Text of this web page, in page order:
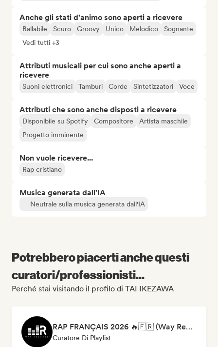
Anche gli stati d'animo sono aperti a ricevere
Ballabile Scuro Groovy Unico Melodico
Sognante
Vedi tutti +3
Attributi musicali per cui sono anche aperti a
ricevere
Suoni elettronici Tamburi Corde Sintetizzatori Voce
Attributi che sono anche disposti a ricevere
Disponibile su Spotify Compositore
Artista maschile
Progetto imminente
Non vuole ricevere...
Rap cristiano
Musica generata dall'IA
Neutrale sulla musica generata dall'IA
Potrebbero piacerti anche questi
curatori/professionisti...
Perché stai visitando il profilo di TAI IKEZAWA
RAP FRANÇAIS 2026 🔥🇫🇷 (Way Records)
Curatore Di Playlist